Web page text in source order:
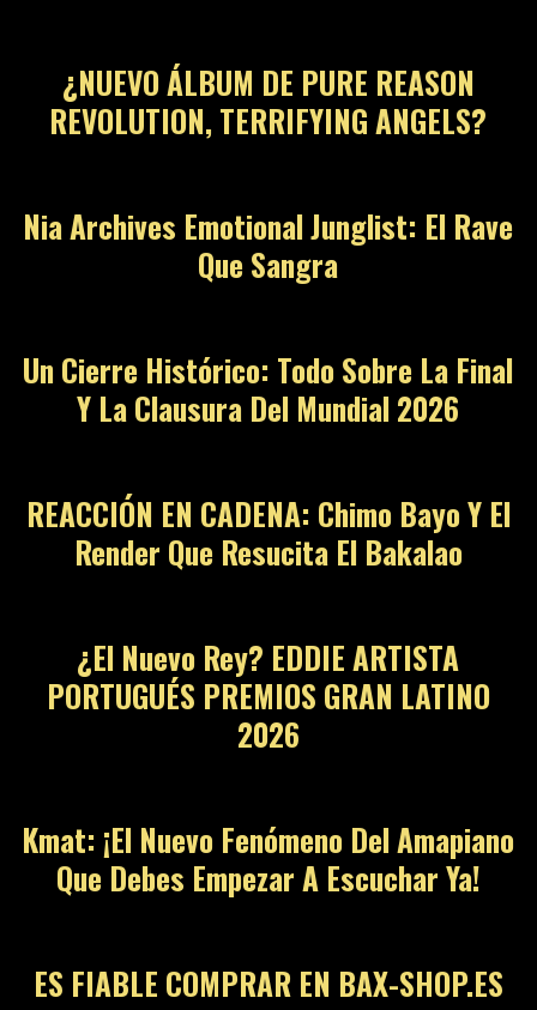
¿NUEVO ÁLBUM DE PURE REASON
REVOLUTION, TERRIFYING ANGELS?
Nia Archives Emotional Junglist: El Rave
Que Sangra
Un Cierre Histórico: Todo Sobre La Final
Y La Clausura Del Mundial 2026
REACCIÓN EN CADENA: Chimo Bayo Y El
Render Que Resucita El Bakalao
¿El Nuevo Rey? EDDIE ARTISTA
PORTUGUÉS PREMIOS GRAN LATINO
2026
Kmat: ¡El Nuevo Fenómeno Del Amapiano
Que Debes Empezar A Escuchar Ya!
ES FIABLE COMPRAR EN BAX-SHOP.ES